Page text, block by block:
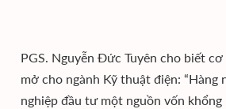
PGS. Nguyễn Đức Tuyên cho biết
mở cho ngành Kỹ thuật điện: “Hàng
nghiệp đầu tư một nguồn vốn